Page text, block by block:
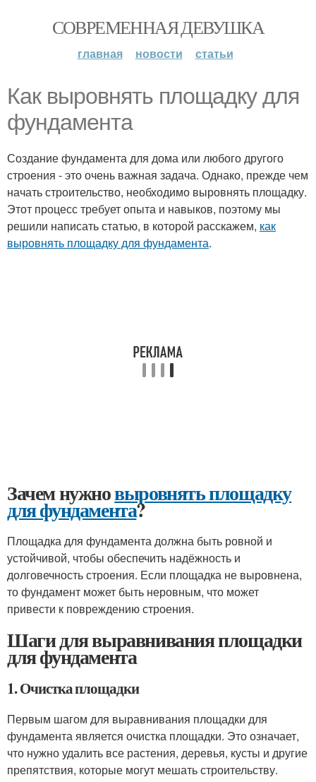
СОВРЕМЕННАЯ ДЕВУШКА
главная новости статьи
Как выровнять площадку для
фундамента
Создание фундамента для дома или любого другого
строения - это очень важная задача. Однако, прежде чем
начать строительство, необходимо выровнять площадку.
Этот процесс требует опыта и навыков, поэтому мы
решили написать статью, в которой расскажем, как
выровнять площадку для фундамента.
Зачем нужновыровнять площадку
для фундамента?
Площадка для фундамента должна быть ровной и
устойчивой, чтобы обеспечить надёжность и
долговечность строения. Если площадка не выровнена,
то фундамент может быть неровным, что может
привести к повреждению строения.
Шаги для выравнивания площадки
для фундамента
1. Очистка площадки
Первым шагом для выравнивания площадки для
фундамента является очистка площадки. Это означает,
что нужно удалить все растения, деревья, кусты и другие
препятствия, которые могут мешать строительству.